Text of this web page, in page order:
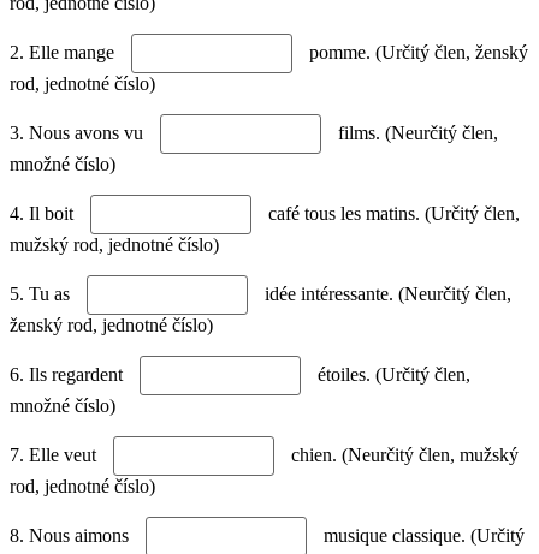
2. Elle mange
pomme. (Určitý člen, ženský
rod, jednotné číslo)
3. Nous avons vu
films. (Neurčitý člen,
množné číslo)
4. Il boit
café tous les matins. (Určitý člen,
mužský rod, jednotné číslo)
5. Tu as
idée intéressante. (Neurčitý člen,
ženský rod, jednotné číslo)
6. Ils regardent
étoiles. (Určitý člen,
množné číslo)
7. Elle veut
chien. (Neurčitý člen, mužský
rod, jednotné číslo)
8. Nous aimons
musique classique. (Určitý